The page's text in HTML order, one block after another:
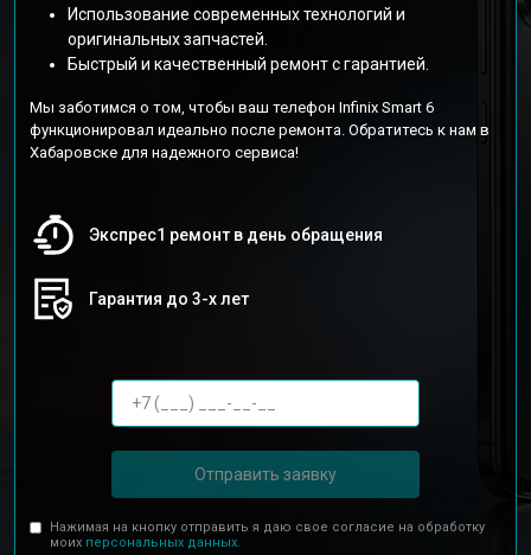
Использование современных технологий и
оригинальных запчастей.
Быстрый и качественный ремонт с гарантией.
Мы заботимся о том, чтобы ваш телефон Infinix Smart 6
функционировал идеально после ремонта. Обратитесь к нам в
Хабаровске для надежного сервиса!
Экспрес1 ремонт в день обращения
Гарантия до 3-х лет
Отправить заявку
Нажимая на кнопку отправить я даю свое согласие на обработку
моих персональных данных.